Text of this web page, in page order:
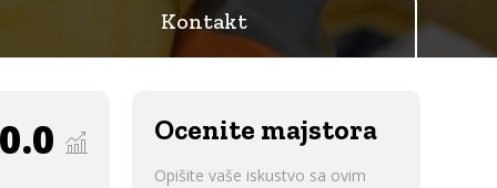
Kontakt
0.0 Ocenite majstora
Opišite vaše iskustvo sa ovim